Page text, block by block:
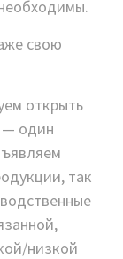
свою
открыть
— один
так
низкой